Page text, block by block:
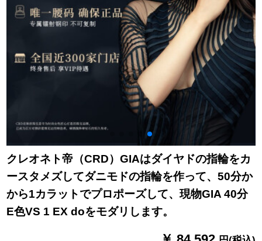
クレオネト帝（CRD）GIAはダイヤドの指輪をカ
ースタメズしてダニモドの指輪を作って、50分か
から1カラットでプロポーズして、現物GIA 40分
E色VS 1 EX doをモダリします。